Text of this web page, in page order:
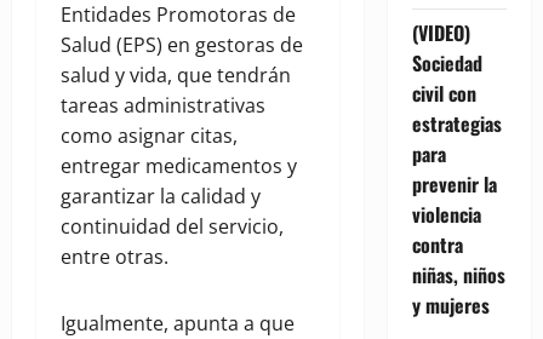
Entidades Promotoras de
Salud (EPS) en gestoras de
salud y vida, que tendrán
tareas administrativas
como asignar citas,
entregar medicamentos y
garantizar la calidad y
continuidad del servicio,
entre otras.
Igualmente, apunta a que
(VIDEO)
Sociedad
civil con
estrategias
para
prevenir la
violencia
contra
niñas, niños
y mujeres